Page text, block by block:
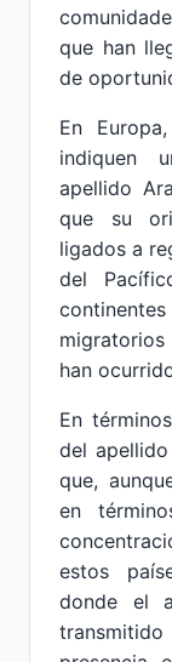
que han
de
En
indiquen
apellido
que su
ligados a
del
han
En
del
que,
en
estos
donde el